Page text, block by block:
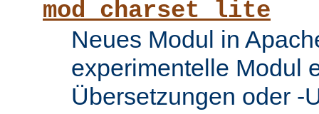
mod_charset_lite
Neues Modul in
experimentelle Modul
Übersetzungen oder -